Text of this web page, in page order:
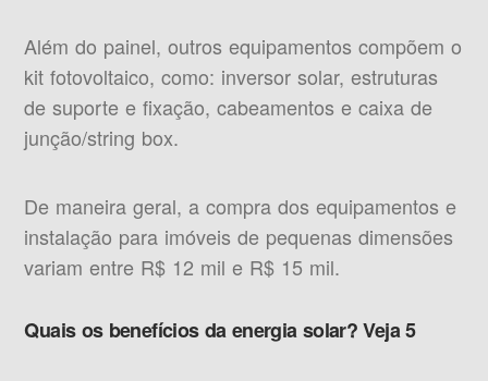
Além do painel, outros equipamentos compõem o
kit fotovoltaico, como: inversor solar, estruturas
de suporte e fixação, cabeamentos e caixa de
junção/string box.
De maneira geral, a compra dos equipamentos e
instalação para imóveis de pequenas dimensões
variam entre R$ 12 mil e R$ 15 mil.
Quais os benefícios da energia solar? Veja 5